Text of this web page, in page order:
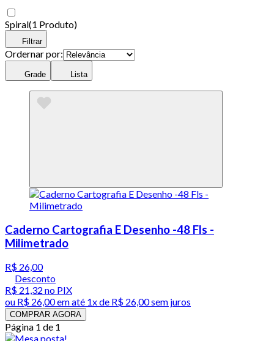
Spiral(1 Produto)
Filtrar
Ordernar por:
Grade Lista
Caderno Cartografia E Desenho -48 Fls -
Milimetrado
R$ 26,00
Desconto
R$ 21,32 no PIX
ou R$ 26,00em até 1x de R$ 26,00sem juros
COMPRAR AGORA
Página 1 de 1